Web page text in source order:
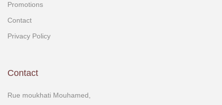
Promotions
Contact
Privacy Policy
Contact
Rue moukhati Mouhamed,